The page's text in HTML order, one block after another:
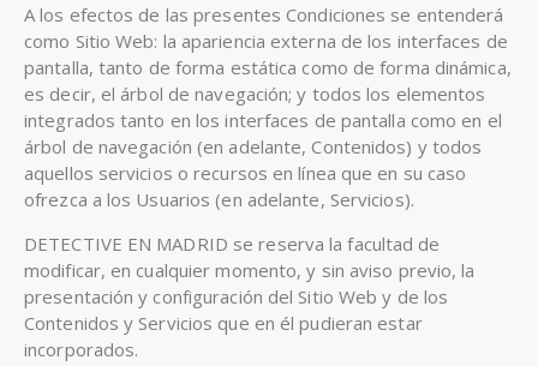
A los efectos de las presentes Condiciones se entenderá
como Sitio Web: la apariencia externa de los interfaces de
pantalla, tanto de forma estática como de forma dinámica,
es decir, el árbol de navegación; y todos los elementos
integrados tanto en los interfaces de pantalla como en el
árbol de navegación (en adelante, Contenidos) y todos
aquellos servicios o recursos en línea que en su caso
ofrezca a los Usuarios (en adelante, Servicios).
DETECTIVE EN MADRID se reserva la facultad de
modificar, en cualquier momento, y sin aviso previo, la
presentación y configuración del Sitio Web y de los
Contenidos y Servicios que en él pudieran estar
incorporados.